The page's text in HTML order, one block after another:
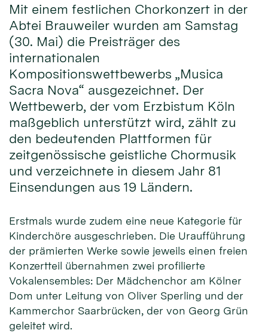
Mit einem festlichen Chorkonzert in der
Abtei Brauweiler wurden am Samstag
(30. Mai) die Preisträger des
internationalen
Kompositionswettbewerbs „Musica
Sacra Nova“ ausgezeichnet. Der
Wettbewerb, der vom Erzbistum Köln
maßgeblich unterstützt wird, zählt zu
den bedeutenden Plattformen für
zeitgenössische geistliche Chormusik
und verzeichnete in diesem Jahr 81
Einsendungen aus 19 Ländern.
Erstmals wurde zudem eine neue Kategorie für
Kinderchöre ausgeschrieben. Die Uraufführung
der prämierten Werke sowie jeweils einen freien
Konzertteil übernahmen zwei profilierte
Vokalensembles: Der Mädchenchor am Kölner
Dom unter Leitung von Oliver Sperling und der
Kammerchor Saarbrücken, der von Georg Grün
geleitet wird.